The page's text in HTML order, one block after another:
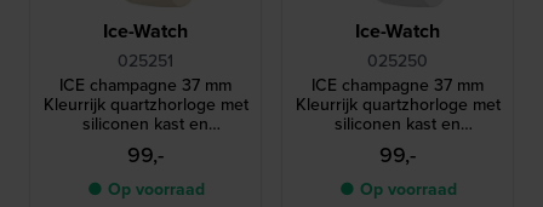
Ice-Watch
025251
ICE champagne 37 mm
Kleurrijk quartzhorloge met
siliconen kast en
geïntegreerde band
99,-
● Op voorraad
Ice-Watch
025250
ICE champagne 37 mm
Kleurrijk quartzhorloge met
siliconen kast en
geïntegreerde band
99,-
● Op voorraad